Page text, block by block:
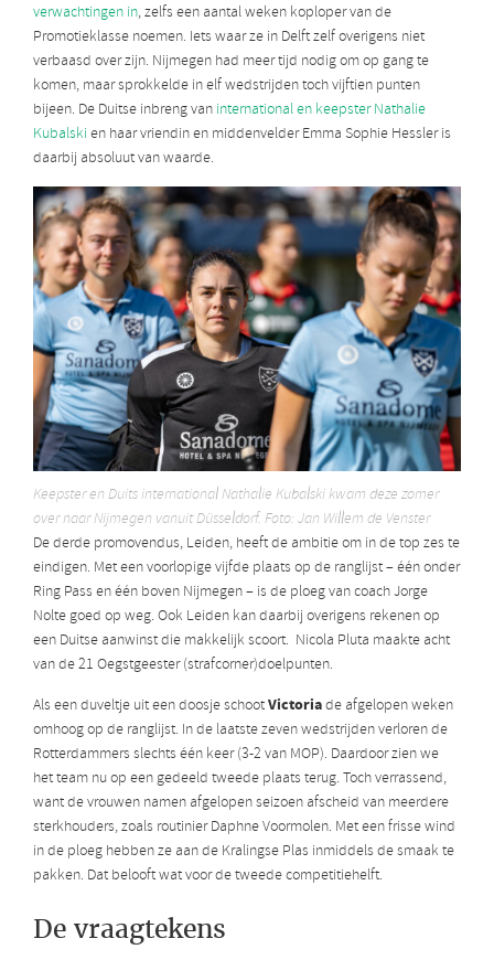
verwachtingen in, zelfs een aantal weken koploper van de
Promotieklasse noemen. Iets waar ze in Delft zelf overigens niet
verbaasd over zijn. Nijmegen had meer tijd nodig om op gang te
komen, maar sprokkelde in elf wedstrijden toch vijftien punten
bijeen. De Duitse inbreng van international en keepster Nathalie
Kubalski en haar vriendin en middenvelder Emma Sophie Hessler is
daarbij absoluut van waarde.
Keepster en Duits international Nathalie Kubalski kwam deze zomer
over naar Nijmegen vanuit Düsseldorf. Foto: Jan Willem de Venster
De derde promovendus, Leiden, heeft de ambitie om in de top zes te
eindigen. Met een voorlopige vijfde plaats op de ranglijst – één onder
Ring Pass en één boven Nijmegen – is de ploeg van coach Jorge
Nolte goed op weg. Ook Leiden kan daarbij overigens rekenen op
een Duitse aanwinst die makkelijk scoort. Nicola Pluta maakte acht
van de 21 Oegstgeester (strafcorner)doelpunten.
Als een duveltje uit een doosje schootVictoriade afgelopen weken
omhoog op de ranglijst. In de laatste zeven wedstrijden verloren de
Rotterdammers slechts één keer (3-2 van MOP). Daardoor zien we
het team nu op een gedeeld tweede plaats terug. Toch verrassend,
want de vrouwen namen afgelopen seizoen afscheid van meerdere
sterkhouders, zoals routinier Daphne Voormolen. Met een frisse wind
in de ploeg hebben ze aan de Kralingse Plas inmiddels de smaak te
pakken. Dat belooft wat voor de tweede competitiehelft.
De vraagtekens